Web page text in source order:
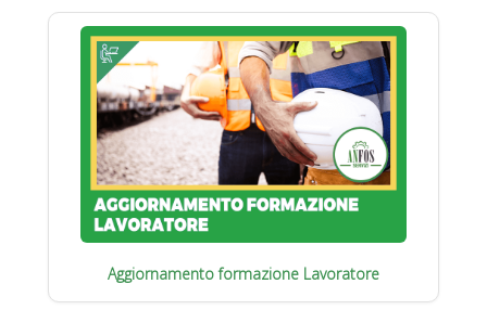
Aggiornamento formazione Lavoratore